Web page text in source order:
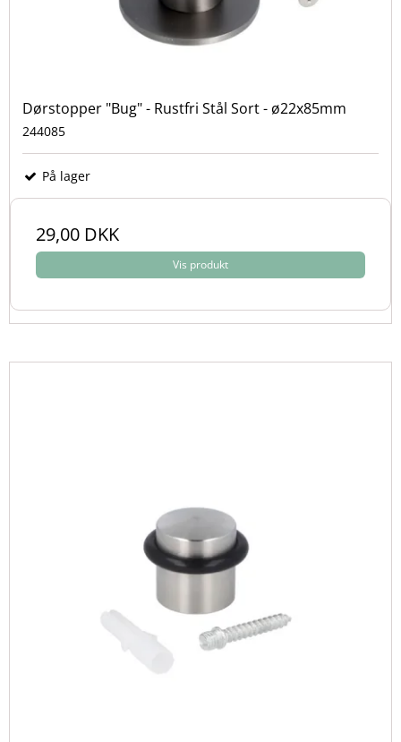
Dørstopper "Bug" - Rustfri Stål Sort - ø22x85mm
244085
På lager
29,00 DKK
Vis produkt